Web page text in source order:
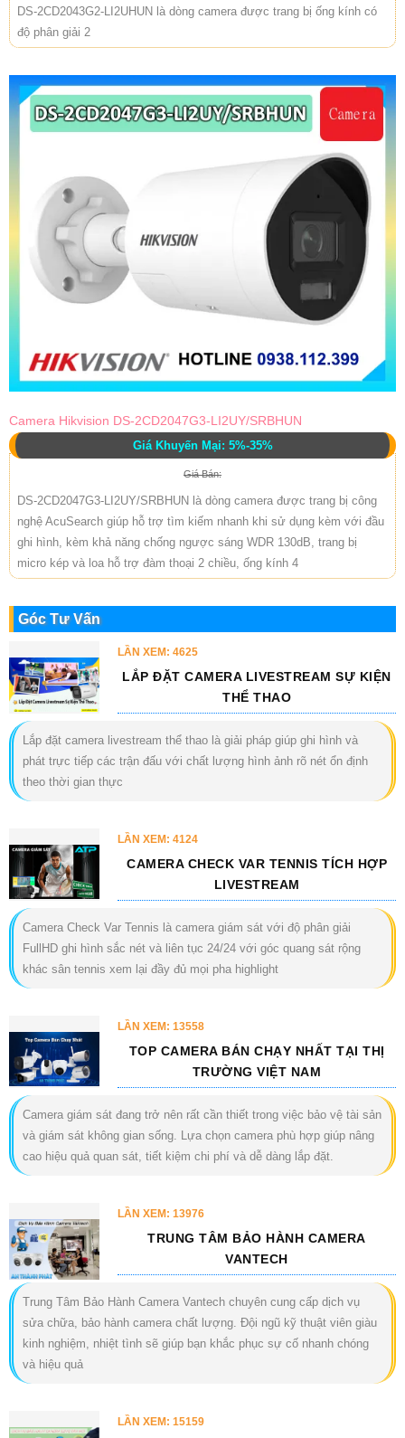
DS-2CD2043G2-LI2UHUN là dòng camera được trang bị ống kính có
độ phân giải 2
Camera Hikvision DS-2CD2047G3-LI2UY/SRBHUN
Giá Khuyến Mại: 5%-35%
Giá Bán:
DS-2CD2047G3-LI2UY/SRBHUN là dòng camera được trang bị công
nghệ AcuSearch giúp hỗ trợ tìm kiếm nhanh khi sử dụng kèm với đầu
ghi hình, kèm khả năng chống ngược sáng WDR 130dB, trang bị
micro kép và loa hỗ trợ đàm thoại 2 chiều, ống kính 4
Góc Tư Vấn
LẦN XEM: 4625
LẮP ĐẶT CAMERA LIVESTREAM SỰ KIỆN
THỂ THAO
Lắp đặt camera livestream thể thao là giải pháp giúp ghi hình và
phát trực tiếp các trận đấu với chất lượng hình ảnh rõ nét ổn định
theo thời gian thực
LẦN XEM: 4124
CAMERA CHECK VAR TENNIS TÍCH HỢP
LIVESTREAM
Camera Check Var Tennis là camera giám sát với độ phân giải
FullHD ghi hình sắc nét và liên tục 24/24 với góc quang sát rộng
khác sân tennis xem lại đầy đủ mọi pha highlight
LẦN XEM: 13558
TOP CAMERA BÁN CHẠY NHẤT TẠI THỊ
TRƯỜNG VIỆT NAM
Camera giám sát đang trở nên rất cần thiết trong việc bảo vệ tài sản
và giám sát không gian sống. Lựa chọn camera phù hợp giúp nâng
cao hiệu quả quan sát, tiết kiệm chi phí và dễ dàng lắp đặt.
LẦN XEM: 13976
TRUNG TÂM BẢO HÀNH CAMERA
VANTECH
Trung Tâm Bảo Hành Camera Vantech chuyên cung cấp dịch vụ
sửa chữa, bảo hành camera chất lượng. Đội ngũ kỹ thuật viên giàu
kinh nghiệm, nhiệt tình sẽ giúp bạn khắc phục sự cố nhanh chóng
và hiệu quả
LẦN XEM: 15159